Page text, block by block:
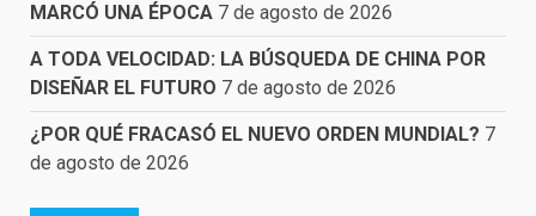
MARCÓ UNA ÉPOCA 7 de agosto de 2026
A TODA VELOCIDAD: LA BÚSQUEDA DE CHINA POR
DISEÑAR EL FUTURO 7 de agosto de 2026
¿POR QUÉ FRACASÓ EL NUEVO ORDEN MUNDIAL? 7
de agosto de 2026